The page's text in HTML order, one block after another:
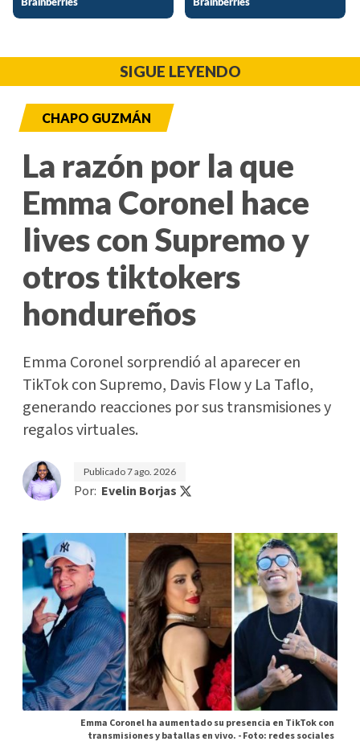
SIGUE LEYENDO
CHAPO GUZMÁN
La razón por la que
Emma Coronel hace
lives con Supremo y
otros tiktokers
hondureños
Emma Coronel sorprendió al aparecer en
TikTok con Supremo, Davis Flow y La Taflo,
generando reacciones por sus transmisiones y
regalos virtuales.
Publicado7 ago. 2026
Por: Evelin Borjas
Emma Coronel ha aumentado su presencia en TikTok con
transmisiones y batallas en vivo. -Foto: redes sociales